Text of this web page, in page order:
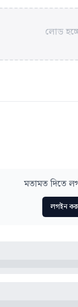
লোড
মতামত দিতে
লগইন